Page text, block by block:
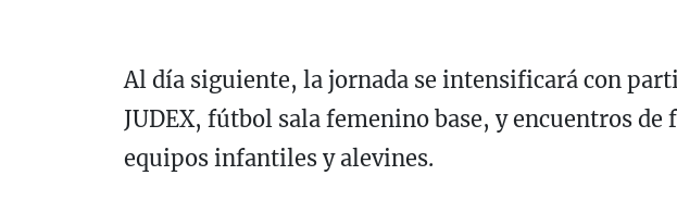
Al día siguiente, la jornada se intensificará con
JUDEX, fútbol sala femenino base, y encuentros
equipos infantiles y alevines.